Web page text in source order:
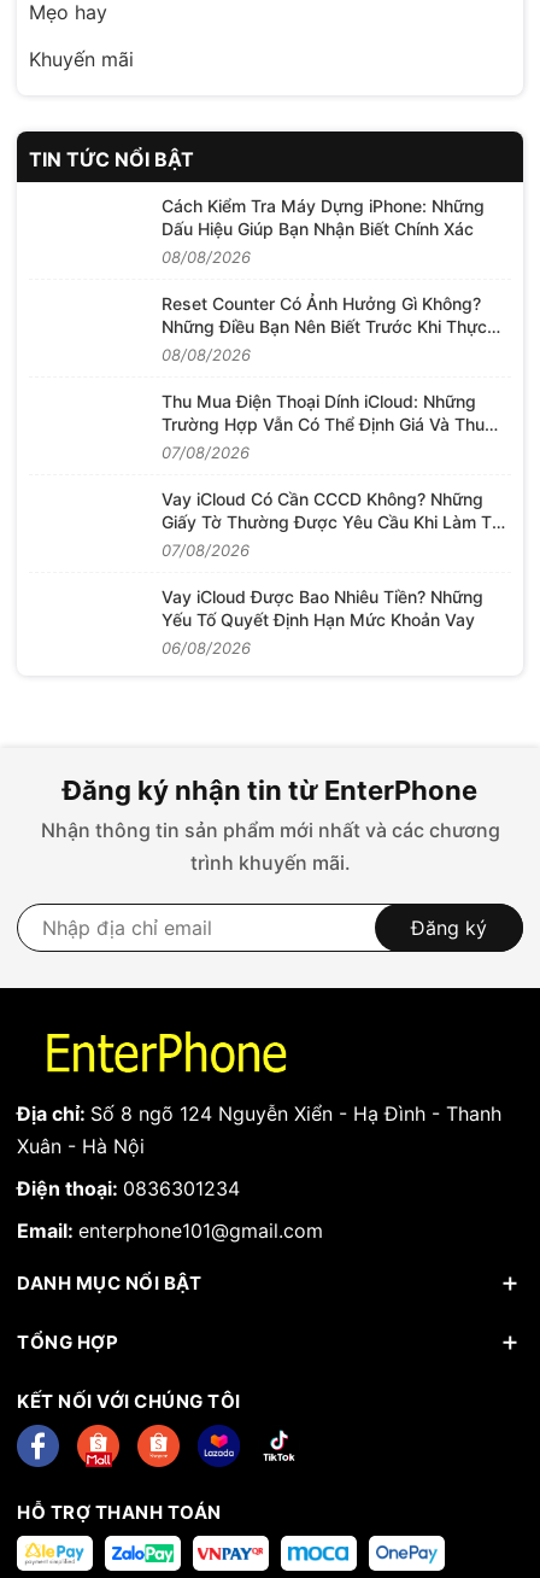
Mẹo hay
Khuyến mãi
TIN TỨC NỔI BẬT
Cách Kiểm Tra Máy Dựng iPhone: Những
Dấu Hiệu Giúp Bạn Nhận Biết Chính Xác
08/08/2026
Reset Counter Có Ảnh Hưởng Gì Không?
Những Điều Bạn Nên Biết Trước Khi Thực
Hiện
08/08/2026
Thu Mua Điện Thoại Dính iCloud: Những
Trường Hợp Vẫn Có Thể Định Giá Và Thu
Mua
07/08/2026
Vay iCloud Có Cần CCCD Không? Những
Giấy Tờ Thường Được Yêu Cầu Khi Làm Thủ
Tục
07/08/2026
Vay iCloud Được Bao Nhiêu Tiền? Những
Yếu Tố Quyết Định Hạn Mức Khoản Vay
06/08/2026
Đăng ký nhận tin từ EnterPhone
Nhận thông tin sản phẩm mới nhất và các chương
trình khuyến mãi.
Đăng ký
Địa chỉ: Số 8 ngõ 124 Nguyễn Xiển - Hạ Đình - Thanh
Xuân - Hà Nội
Điện thoại: 0836301234
Email: enterphone101@gmail.com
DANH MỤC NỔI BẬT
TỔNG HỢP
KẾT NỐI VỚI CHÚNG TÔI
HỖ TRỢ THANH TOÁN